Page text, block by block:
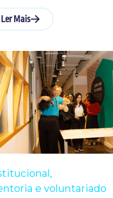
Ler Mais
e voluntariado